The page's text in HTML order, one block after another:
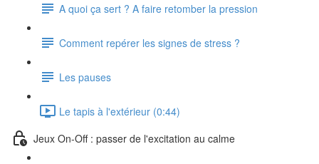
A quoi ça sert ? A faire retomber la pression
Comment repérer les signes de stress ?
Les pauses
Le tapis à l'extérieur (0:44)
Jeux On-Off : passer de l'excitation au calme